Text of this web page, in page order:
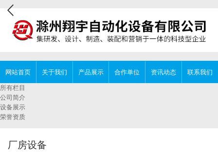
网站首页 关于我们 产品展示 合作单位 资讯动态 联系我们
所有栏目
公司简介
设备展示
荣誉资质
厂房设备